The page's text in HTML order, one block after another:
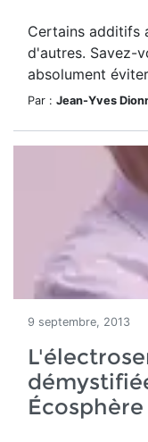
Certains additifs
d'autres. Savez-
absolument
Par : Jean-Yves
9 septembre, 2013